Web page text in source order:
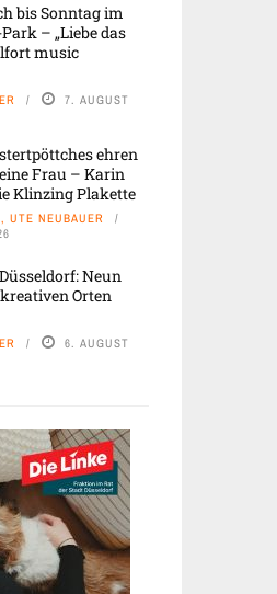
bis Sonntag im
– „Liebe das
music
7. AUGUST
ehren
Frau – Karin
Klinzing Plakette
UTE NEUBAUER
Neun
Orten
6. AUGUST